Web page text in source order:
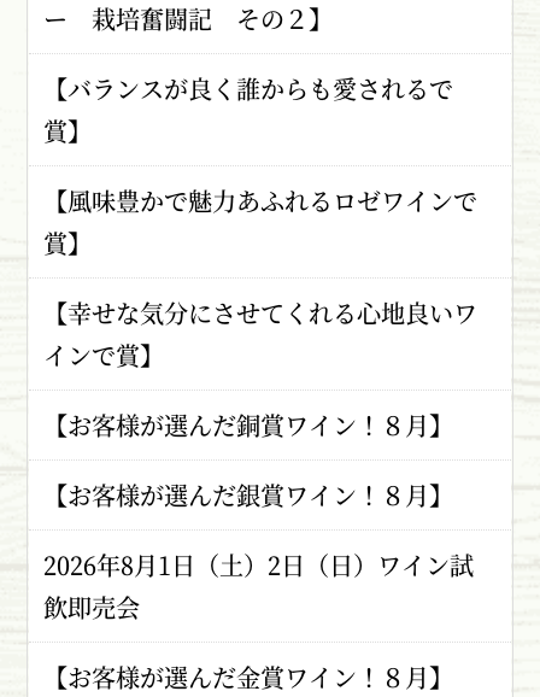
ー 栽培奮闘記 その２】
【バランスが良く誰からも愛されるで
賞】
【風味豊かで魅力あふれるロゼワインで
賞】
【幸せな気分にさせてくれる心地良いワ
インで賞】
【お客様が選んだ銅賞ワイン！８月】
【お客様が選んだ銀賞ワイン！８月】
2026年8月1日（土）2日（日）ワイン試
飲即売会
【お客様が選んだ金賞ワイン！８月】